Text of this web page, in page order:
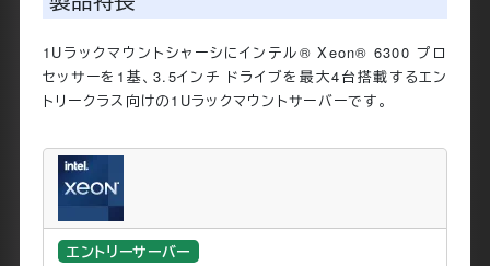
1Uラックマウントシャーシにインテル® Xeon® 6300 プロ
セッサーを1基、3.5インチ ドライブを最大4台搭載するエン
トリークラス向けの1Uラックマウントサーバーです。
エントリーサーバー